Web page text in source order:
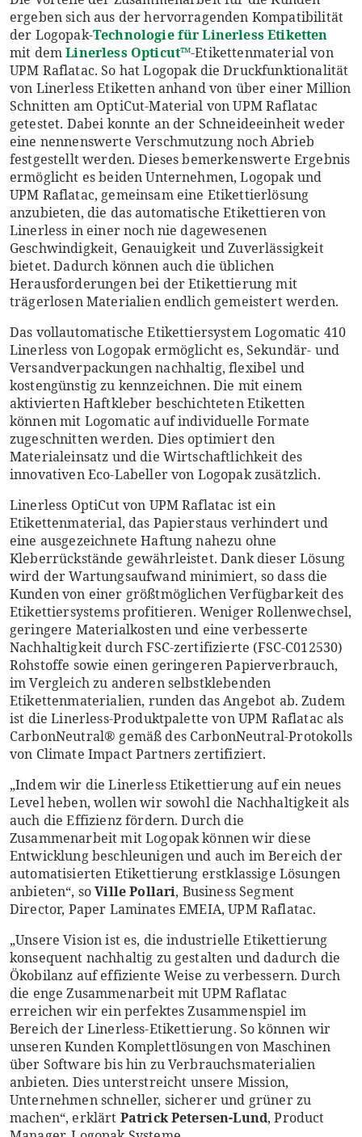
ergeben sich aus der hervorragenden Kompatibilität
der Logopak-Technologie für Linerless Etiketten
mit demLinerless Opticut™-Etikettenmaterial von
UPM Raflatac. So hat Logopak die Druckfunktionalität
von Linerless Etiketten anhand von über einer Million
Schnitten am OptiCut-Material von UPM Raflatac
getestet. Dabei konnte an der Schneideeinheit weder
eine nennenswerte Verschmutzung noch Abrieb
festgestellt werden. Dieses bemerkenswerte Ergebnis
ermöglicht es beiden Unternehmen, Logopak und
UPM Raflatac, gemeinsam eine Etikettierlösung
anzubieten, die das automatische Etikettieren von
Linerless in einer noch nie dagewesenen
Geschwindigkeit, Genauigkeit und Zuverlässigkeit
bietet. Dadurch können auch die üblichen
Herausforderungen bei der Etikettierung mit
trägerlosen Materialien endlich gemeistert werden.
Das vollautomatische Etikettiersystem Logomatic 410
Linerless von Logopak ermöglicht es, Sekundär- und
Versandverpackungen nachhaltig, flexibel und
kostengünstig zu kennzeichnen. Die mit einem
aktivierten Haftkleber beschichteten Etiketten
können mit Logomatic auf individuelle Formate
zugeschnitten werden. Dies optimiert den
Materialeinsatz und die Wirtschaftlichkeit des
innovativen Eco-Labeller von Logopak zusätzlich.
Linerless OptiCut von UPM Raflatac ist ein
Etikettenmaterial, das Papierstaus verhindert und
eine ausgezeichnete Haftung nahezu ohne
Kleberrückstände gewährleistet. Dank dieser Lösung
wird der Wartungsaufwand minimiert, so dass die
Kunden von einer größtmöglichen Verfügbarkeit des
Etikettiersystems profitieren. Weniger Rollenwechsel,
geringere Materialkosten und eine verbesserte
Nachhaltigkeit durch FSC-zertifizierte (FSC-C012530)
Rohstoffe sowie einen geringeren Papierverbrauch,
im Vergleich zu anderen selbstklebenden
Etikettenmaterialien, runden das Angebot ab. Zudem
ist die Linerless-Produktpalette von UPM Raflatac als
CarbonNeutral® gemäß des CarbonNeutral-Protokolls
von Climate Impact Partners zertifiziert.
„Indem wir die Linerless Etikettierung auf ein neues
Level heben, wollen wir sowohl die Nachhaltigkeit als
auch die Effizienz fördern. Durch die
Zusammenarbeit mit Logopak können wir diese
Entwicklung beschleunigen und auch im Bereich der
automatisierten Etikettierung erstklassige Lösungen
anbieten“, soVille Pollari, Business Segment
Director, Paper Laminates EMEIA, UPM Raflatac.
„Unsere Vision ist es, die industrielle Etikettierung
konsequent nachhaltig zu gestalten und dadurch die
Ökobilanz auf effiziente Weise zu verbessern. Durch
die enge Zusammenarbeit mit UPM Raflatac
erreichen wir ein perfektes Zusammenspiel im
Bereich der Linerless-Etikettierung. So können wir
unseren Kunden Komplettlösungen von Maschinen
über Software bis hin zu Verbrauchsmaterialien
anbieten. Dies unterstreicht unsere Mission,
Unternehmen schneller, sicherer und grüner zu
machen“, erklärt Patrick Petersen-Lund, Product